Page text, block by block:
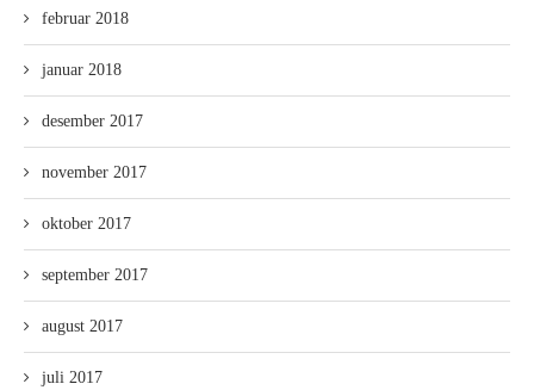
februar 2018
januar 2018
desember 2017
november 2017
oktober 2017
september 2017
august 2017
juli 2017